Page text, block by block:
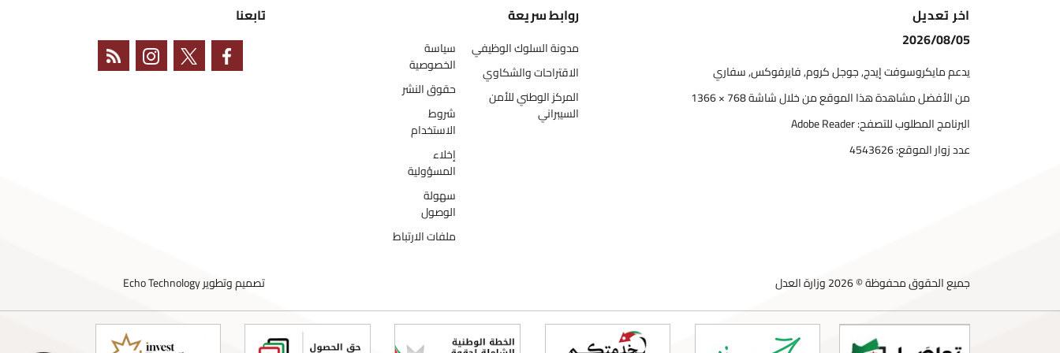
اخر تعديل
2026/08/05
يدعم مايكروسوفت إيدج, جوجل كروم, فايرفوكس, سفاري
من الأفضل مشاهدة هذا الموقع من خلال شاشة 768 × 1366
البرنامج المطلوب للتصفح: Adobe Reader
عدد زوار الموقع:4543626
روابط سريعة
مدونة السلوك الوظيفي
الاقتراحات والشكاوي
المركز الوطني للأمن
السيبراني
سياسة
الخصوصية
حقوق النشر
شروط
الاستخدام
إخلاء
المسؤولية
سهولة
الوصول
ملفات الارتباط
تابعنا
جميع الحقوق محفوظة © 2026 وزارة العدل تصميم وتطويرEcho Technology